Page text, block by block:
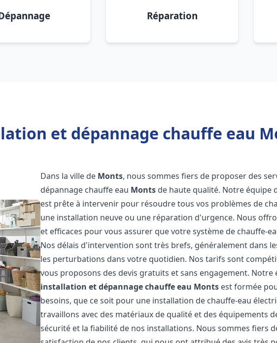
Réparation
et dépannage chauffe eau
Dans la ville de Monts, nous sommes fiers de proposer des
dépannage chauffe eau Monts de haute qualité. Notre équipe
est prête à intervenir pour résoudre tous vos problèmes de
une installation neuve ou une réparation d'urgence. Nous
et efficaces pour vous assurer que votre système de chauffe-
Nos délais d'intervention sont très brefs, généralement dans
les perturbations dans votre quotidien. Nos tarifs sont
vous proposons des devis gratuits et sans engagement. Notre
installation et dépannage chauffe eau Monts est formée
besoins, que ce soit pour une installation de chauffe-eau
travaillons avec des matériaux de qualité et des équipements
sécurité et la fiabilité de nos installations. Nous sommes fiers